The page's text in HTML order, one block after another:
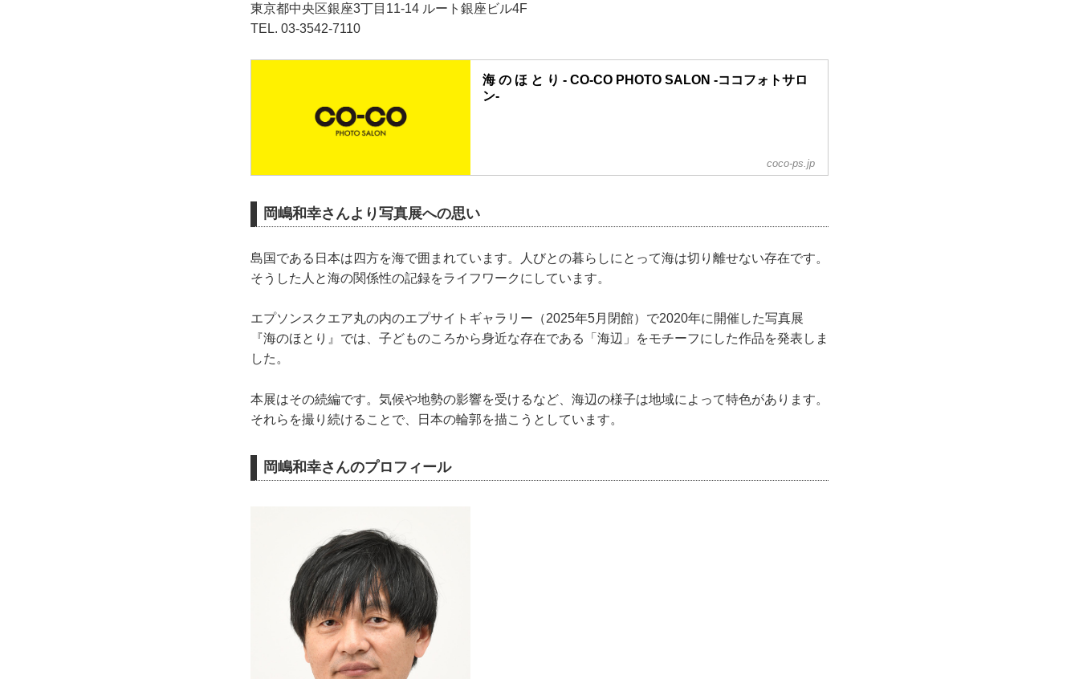
東京都中央区銀座3丁目11-14 ルート銀座ビル4F
TEL. 03-3542-7110
海 の ほ と り - CO-CO PHOTO SALON -ココフォトサロ
ン-
coco-ps.jp
岡嶋和幸さんより写真展への思い
島国である日本は四方を海で囲まれています。人びとの暮らしにとって海は切り離せない存在です。
そうした人と海の関係性の記録をライフワークにしています。
エプソンスクエア丸の内のエプサイトギャラリー（2025年5月閉館）で2020年に開催した写真展
『海のほとり』では、子どものころから身近な存在である「海辺」をモチーフにした作品を発表しま
した。
本展はその続編です。気候や地勢の影響を受けるなど、海辺の様子は地域によって特色があります。
それらを撮り続けることで、日本の輪郭を描こうとしています。
岡嶋和幸さんのプロフィール